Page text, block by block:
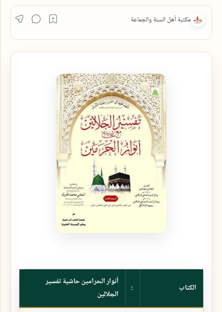
الكتاب :
أنوار الحرامين حاشية تفسير
الجلالين